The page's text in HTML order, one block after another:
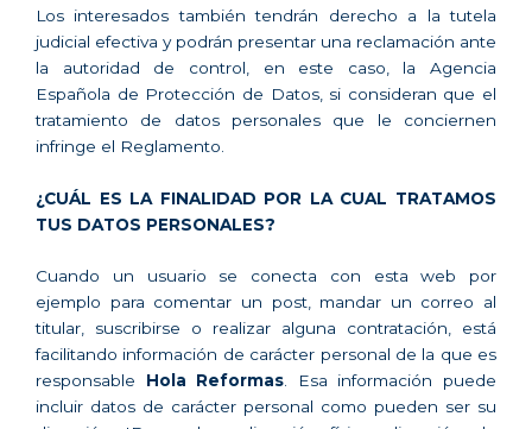
Los interesados también tendrán derecho a la tutela
judicial efectiva y podrán presentar una reclamación ante
la autoridad de control, en este caso, la Agencia
Española de Protección de Datos, si consideran que el
tratamiento de datos personales que le conciernen
infringe el Reglamento.
¿CUÁL ES LA FINALIDAD POR LA CUAL TRATAMOS
TUS DATOS PERSONALES?
Cuando un usuario se conecta con esta web por
ejemplo para comentar un post, mandar un correo al
titular, suscribirse o realizar alguna contratación, está
facilitando información de carácter personal de la que es
responsable Hola Reformas. Esa información puede
incluir datos de carácter personal como pueden ser su